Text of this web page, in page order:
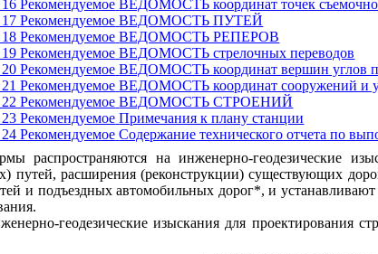
Рекомендуемое ВЕДОМОСТЬ координат точек
Рекомендуемое ВЕДОМОСТЬ ПУТЕЙ
18Рекомендуемое ВЕДОМОСТЬ РЕПЕРОВ
Рекомендуемое ВЕДОМОСТЬ стрелочных переводов
Рекомендуемое ВЕДОМОСТЬ координат вершин углов
Рекомендуемое ВЕДОМОСТЬ координат сооружений и
Рекомендуемое ВЕДОМОСТЬ СТРОЕНИЙ
Рекомендуемое Примечания к плану станции
Рекомендуемое Содержание технического отчета по
распространяются на инженерно-геодезические
путей, расширения (реконструкции) существующих
и подъездных автомобильных дорог*, и
геодезические изыскания для проектирования